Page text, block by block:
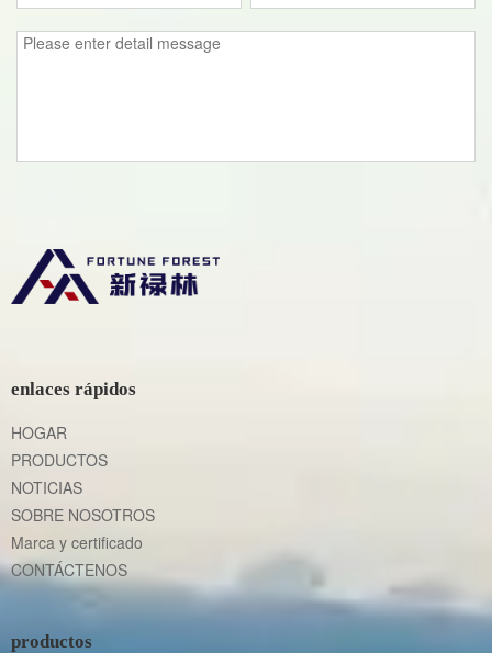
enlaces rápidos
HOGAR
PRODUCTOS
NOTICIAS
SOBRE NOSOTROS
Marca y certificado
CONTÁCTENOS
productos